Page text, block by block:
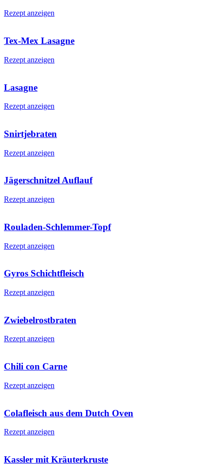
Rezept anzeigen
Tex-Mex Lasagne
Rezept anzeigen
Lasagne
Rezept anzeigen
Snirtjebraten
Rezept anzeigen
Jägerschnitzel Auflauf
Rezept anzeigen
Rouladen-Schlemmer-Topf
Rezept anzeigen
Gyros Schichtfleisch
Rezept anzeigen
Zwiebelrostbraten
Rezept anzeigen
Chili con Carne
Rezept anzeigen
Colafleisch aus dem Dutch Oven
Rezept anzeigen
Kassler mit Kräuterkruste